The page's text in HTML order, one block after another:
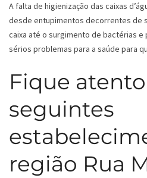
A falta de higienização das caixas
desde entupimentos decorrentes de
caixa até o surgimento de bactérias
sérios problemas para a saúde para
Fique
seguintes
região Rua